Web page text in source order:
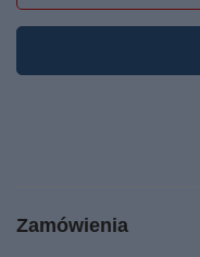
Zamówienia